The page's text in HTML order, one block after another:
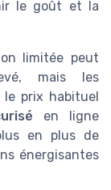
le goût et la
limitée peut
mais les
le prix habituel
en ligne
en plus de
énergisantes